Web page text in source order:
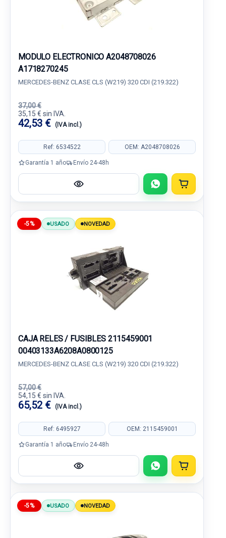
MODULO ELECTRONICO A2048708026
A1718270245
MERCEDES-BENZ CLASE CLS (W219) 320 CDI (219.322)
37,00 €
35,15 € sin IVA.
42,53 € (IVA incl.)
Ref: 6534522 OEM: A2048708026
Garantía 1 año Envío 24-48h
-5% USADO NOVEDAD
CAJA RELES / FUSIBLES 2115459001
00403133A6208A0800125
MERCEDES-BENZ CLASE CLS (W219) 320 CDI (219.322)
57,00 €
54,15 € sin IVA.
65,52 € (IVA incl.)
Ref: 6495927 OEM: 2115459001
Garantía 1 año Envío 24-48h
-5% USADO NOVEDAD